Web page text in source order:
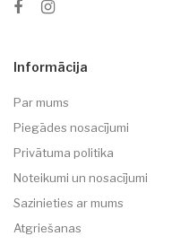
Informācija
Par mums
Piegādes nosacījumi
Privātuma politika
Noteikumi un nosacījumi
Sazinieties ar mums
Atgriešanas